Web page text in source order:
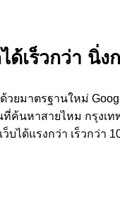
ด้เร็วกว่า นิ่ง
มาตรฐานใหม่
นที่ค้นหาสายไหม กรุง
ได้แรงกว่า เร็วกว่า